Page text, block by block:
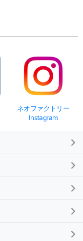
ネオファクトリー
Instagram